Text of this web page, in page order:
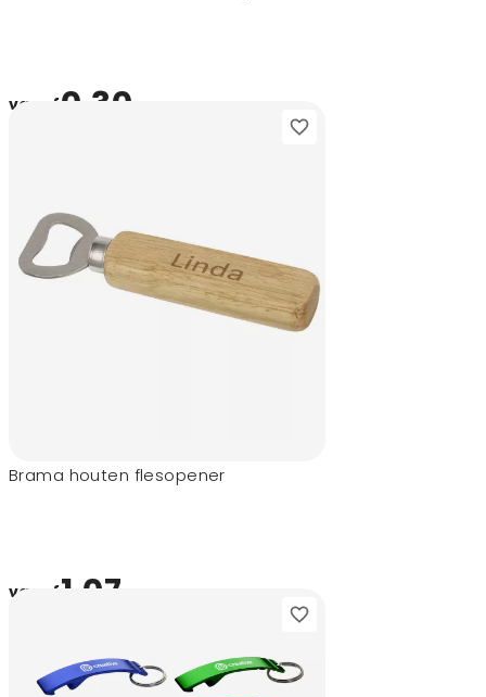
vanaf0,30
Brama houten flesopener
vanaf1,07